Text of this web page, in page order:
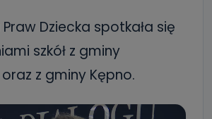
Praw Dziecka spotkała się
szkół z gminy
z gminy Kępno.